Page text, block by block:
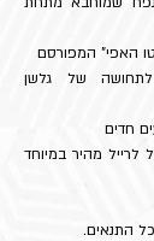
האפי" המפורסם
לתחושה של גלשן
חדים
לרייל מהיר במיוחד
התנאים.